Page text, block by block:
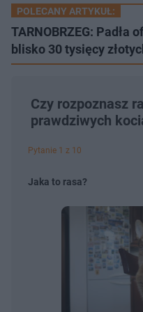
POLECANY ARTYKUŁ:
TARNOBRZEG: Padła
blisko 30 tysięcy
Czy rozpoznasz
prawdziwych
Pytanie 1 z 10
Jaka to rasa?